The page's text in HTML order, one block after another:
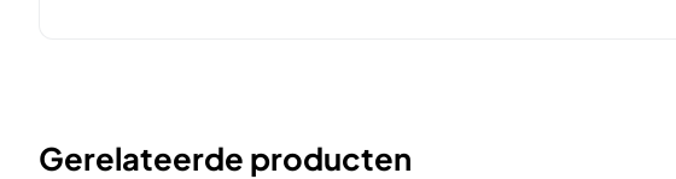
Gerelateerde producten